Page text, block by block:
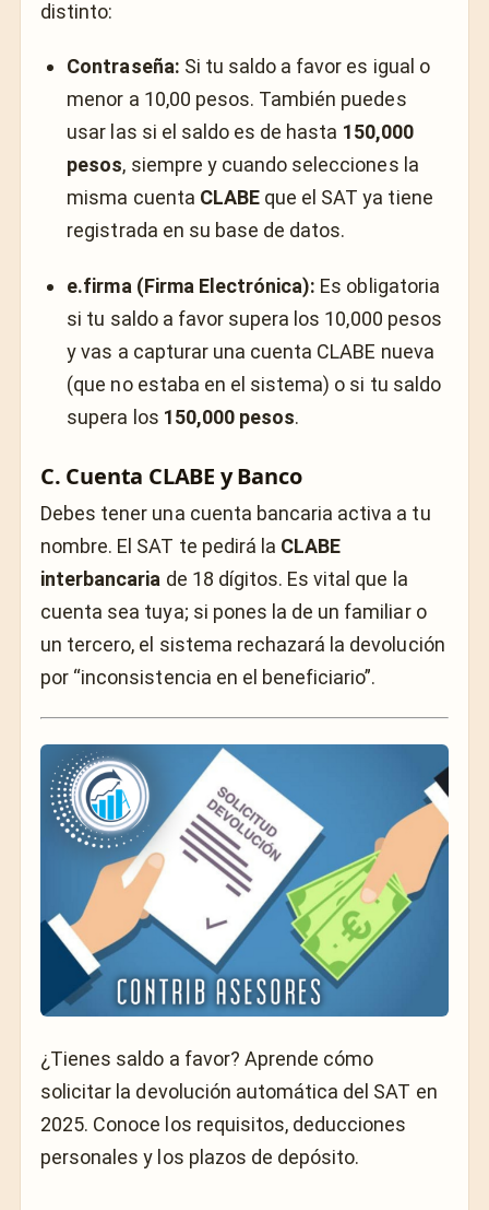
distinto:
Contraseña: Si tu saldo a favor es igual o
menor a 10,00 pesos. También puedes
usar las si el saldo es de hasta 150,000
pesos, siempre y cuando selecciones la
misma cuenta CLABEque el SAT ya tiene
registrada en su base de datos.
e.firma (Firma Electrónica): Es obligatoria
si tu saldo a favor supera los 10,000 pesos
y vas a capturar una cuenta CLABE nueva
(que no estaba en el sistema) o si tu saldo
supera los 150,000 pesos.
C. Cuenta CLABE y Banco
Debes tener una cuenta bancaria activa a tu
nombre. El SAT te pedirá la CLABE
interbancaria de 18 dígitos. Es vital que la
cuenta sea tuya; si pones la de un familiar o
un tercero, el sistema rechazará la devolución
por “inconsistencia en el beneficiario”.
¿Tienes saldo a favor? Aprende cómo
solicitar la devolución automática del SAT en
2025. Conoce los requisitos, deducciones
personales y los plazos de depósito.